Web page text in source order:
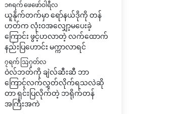
၁၈ရက် ဖေဖော်ဝါရီလ
ယူနိုက်တက်မှာ ရော်နယ်ဒိုကို တန်
ဟတ်က လုံးဝအလျှော့မပေးခဲ့
ကြောင်း ဖွင့်ဟလာတဲ့ လက်ထောက်
နည်းပြဟောင်း မက္ကာလာရင်
၇ရက် သြဂုတ်လ
ဝဲလ်ဘတ်ကို ချဲလ်ဆီးဆီ ဘာ
ကြောင့်လက်လွှတ်လိုက်ရသလဲဆို
တာ ရှင်းပြလိုက်တဲ့ ဘရိုက်တန်
အကြီးအကဲ